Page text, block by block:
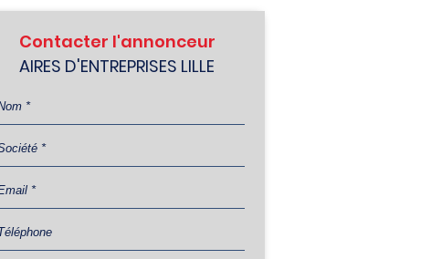
Contacter l'annonceur
AIRES D'ENTREPRISES LILLE